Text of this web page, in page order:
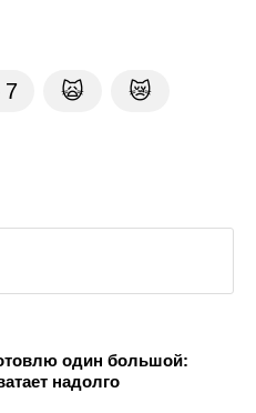
7 🙀 😿
один большой:
надолго